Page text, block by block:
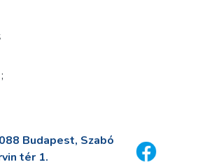
Budapest, Szabó
tér 1.